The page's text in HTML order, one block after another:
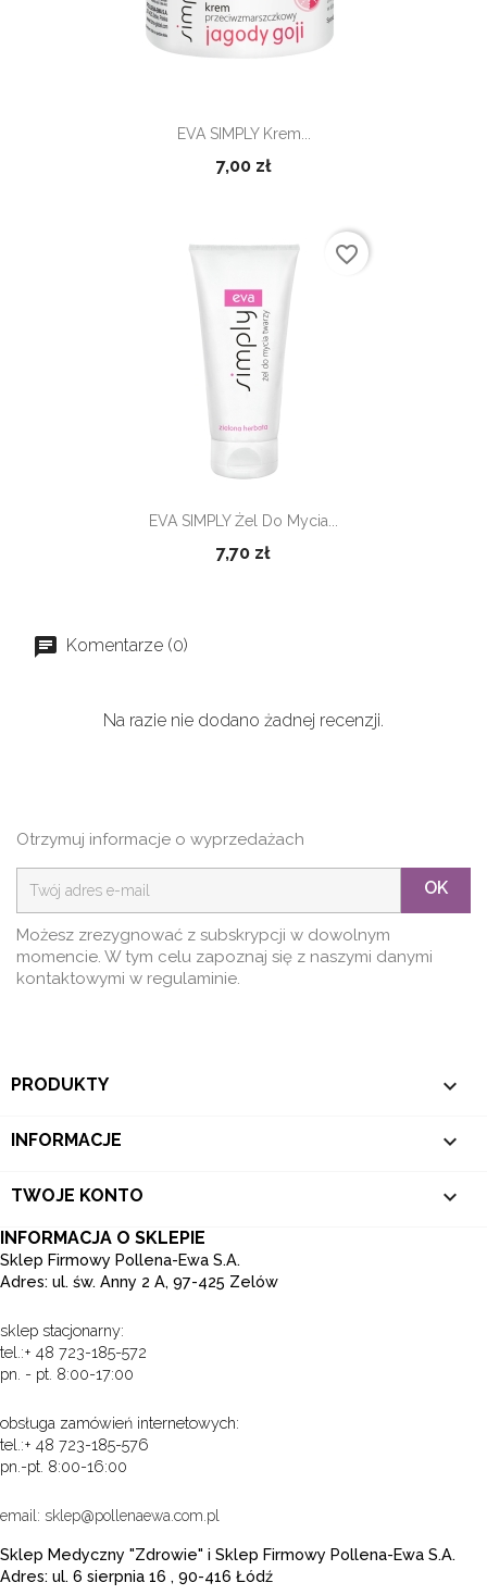
EVA SIMPLY Krem...
7,00 zł
EVA SIMPLY Żel Do Mycia...
7,70 zł
favorite_border
Komentarze (0)
Na razie nie dodano żadnej recenzji.
Otrzymuj informacje o wyprzedażach
OK
Możesz zrezygnować z subskrypcji w dowolnym
momencie. W tym celu zapoznaj się z naszymi danymi
kontaktowymi w regulaminie.
PRODUKTY 
INFORMACJE 
TWOJE KONTO 
INFORMACJA O SKLEPIE
Sklep Firmowy Pollena-Ewa S.A.
Adres: ul. św. Anny 2 A, 97-425 Zelów
sklep stacjonarny:
tel.:+ 48 723-185-572
pn. - pt. 8:00-17:00
obsługa zamówień internetowych:
tel.:+ 48 723-185-576
pn.-pt. 8:00-16:00
email: sklep@pollenaewa.com.pl
Sklep Medyczny "Zdrowie" i Sklep Firmowy Pollena-Ewa S.A.
Adres: ul. 6 sierpnia 16 , 90-416 Łódź